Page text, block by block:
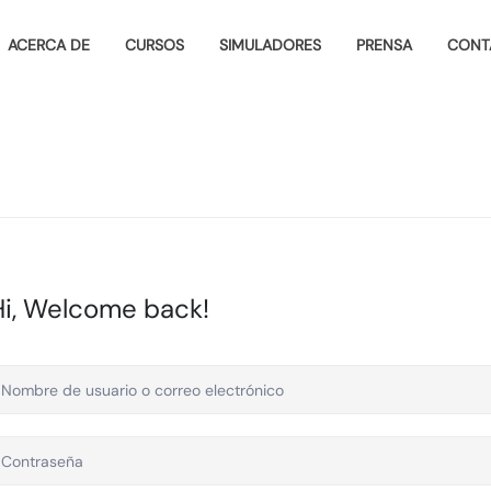
ACERCA DE CURSOS SIMULADORES PRENSA
Welcome back!